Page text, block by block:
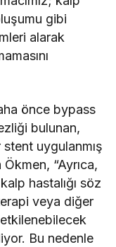
gibi
alarak
önce bypass
bulunan,
uygulanmış
“Ayrıca,
hastalığı söz
veya diğer
Bu nedenle